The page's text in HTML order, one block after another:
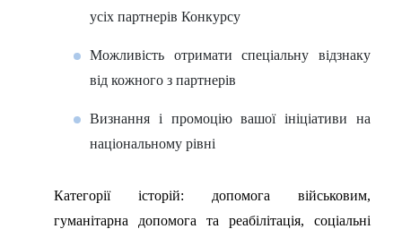
усіх партнерів Конкурсу
Можливість отримати спеціальну відзнаку
від кожного з партнерів
Визнання і промоцію вашої ініціативи на
національному рівні
Категорії історій:
допомога військовим,
гуманітарна допомога та реабілітація, соціальні